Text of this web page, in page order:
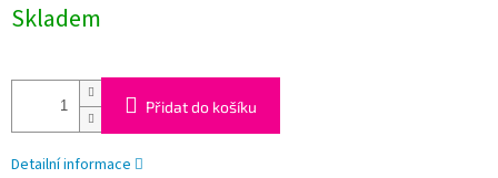
cena:
Skladem
Přidat do košíku
Detailní informace